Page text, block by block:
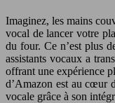
Imaginez, les mains
vocal de lancer votre
du four. Ce n’est plus
assistants vocaux a
offrant une expérience
d’Amazon est au cœur
vocale grâce à son